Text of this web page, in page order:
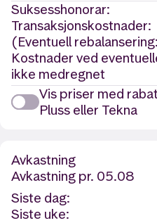
Suksesshonorar:
Transaksjonskostnader:
(Eventuell rebalansering:
Kostnader ved
ikke medregnet
Vis priser med
Pluss eller Tekna
Avkastning
Avkastning pr. 05.08
Siste dag:
Siste uke: